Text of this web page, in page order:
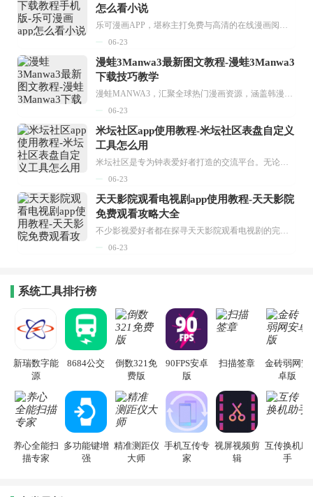
怎么看小说
乐可漫画APP，堪称主打免费与高清的在线漫画阅读神器。其官方版提供海量完整版漫画资源，无论是国内漫画，还是日漫、韩漫、台漫、美漫等国外漫画，应有尽有，随时供你阅读。只需轻点一下，便能直接进入阅读界面。不仅如此，乐可漫画最新版本更新速度极快，在这里，你总能抢先看到全网一手漫画章节内容！...
06-23
漫蛙3Manwa3最新图文教程-漫蛙3Manwa3
下载技巧教学
漫蛙MANWA3，汇聚全球热门漫画资源，涵盖韩漫、欧美漫画、国漫等多种类型，题材丰富多样，全方位满足用户阅读喜好。它不仅是阅读平台，更是创作平台，为广大用户打造零门槛创作环境。...
06-23
米坛社区app使用教程-米坛社区表盘自定义
工具怎么用
米坛社区是专为钟表爱好者打造的交流平台。无论你是初涉钟表领域的普通爱好者，还是拥有多年收藏经验的资深玩家，都能在此找到属于自己的天地。 无需注册，就能轻松参与其中。通过专业的讨论论坛与丰富的交互功能，你可与世界各地的钟表爱好者畅快交流。若你钟情于钟表，米坛社区无疑是值得一试的理想之选。在这里，你能获取最新的手表资讯，交流见解，提升鉴赏品味，让每一块手表都成为收藏故事中重要的一部分。感兴趣的朋友，不要错过下载机会。...
06-23
天天影院观看电视剧app使用教程-天天影院
免费观看攻略大全
不少影视爱好者都在探寻天天影院观看电视剧的完整方法，结合最新平台使用规则，本篇新手入门攻略全面讲解观看渠道、检索流程、播放设置以及画面模式调整等实用内容。全文适配手机、电脑等主流设备，步骤简洁易懂，无论是初次使用的新手，还是想要优化观影体验的用户，都能参照内容快速上手，熟练掌握平台各项操作技巧，轻松畅享影视内容。...
06-23
系统工具排行榜
新瑞数字能
源
8684公交
倒数321免
费版
90FPS安卓
版
扫描签章
金砖弱网安
卓版
养心全能扫
描专家
多功能键增
强
精准测距仪
大师
手机互传专
家
视屏视频剪
辑
互传换机助
手